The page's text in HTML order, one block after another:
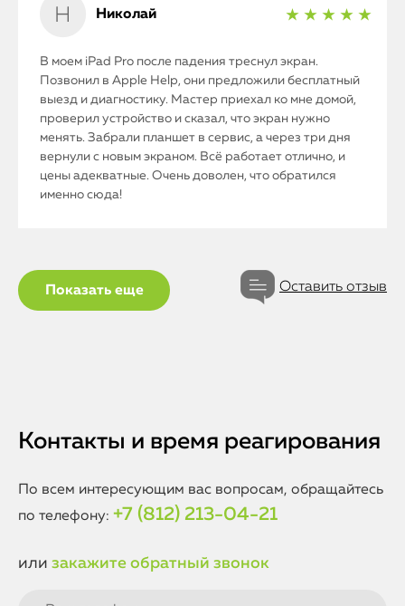
Николай ★ ★ ★ ★ ★
В моем iPad Pro после падения треснул экран.
Позвонил в Apple Help, они предложили бесплатный
выезд и диагностику. Мастер приехал ко мне домой,
проверил устройство и сказал, что экран нужно
менять. Забрали планшет в сервис, а через три дня
вернули с новым экраном. Всё работает отлично, и
цены адекватные. Очень доволен, что обратился
именно сюда!
Показать еще Оставить отзыв
Контакты и время реагирования
По всем интересующим вас вопросам, обращайтесь
по телефону: +7 (812) 213-04-21
или закажите обратный звонок